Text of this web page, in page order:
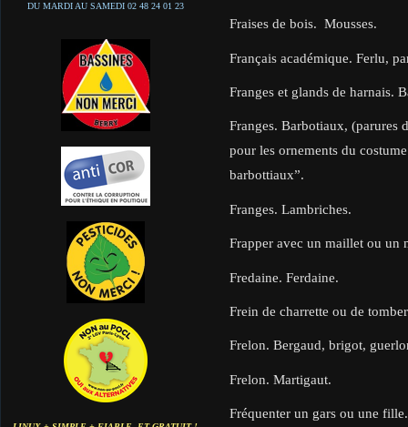
DU MARDI AU SAMEDI 02 48 24 01 23
Fraises de bois. Mousses.
Français académique. Ferlu,
Franges et glands de harnais.
Franges. Barbotiaux, (parures
pour les ornements du
barbottiaux”.
Franges. Lambriches.
Frapper avec un maillet ou un
Fredaine. Ferdaine.
Frein de charrette ou de
Frelon. Bergaud, brigot,
Frelon. Martigaut.
Fréquenter un gars ou une